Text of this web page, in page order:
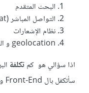
البحث المتقدم
التواصل المباشر (live chat)
نظام الإشعارات
geolocation و العديد من المميزات
اذا سؤالي هو كم تكلفة
سأتكفل بال Front-End و هل لو كان التطبيق هجين أفضل أم لا